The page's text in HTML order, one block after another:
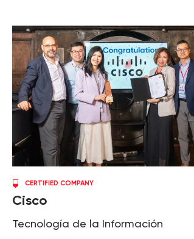
CERTIFIED COMPANY
Cisco
Tecnología de la Información